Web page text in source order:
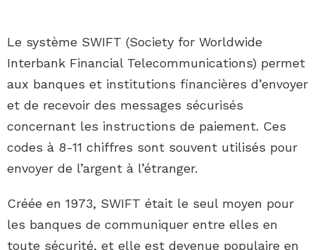
Le système SWIFT (Society for Worldwide
Interbank Financial Telecommunications) permet
aux banques et institutions financières d’envoyer
et de recevoir des messages sécurisés
concernant les instructions de paiement. Ces
codes à 8-11 chiffres sont souvent utilisés pour
envoyer de l’argent à l’étranger.
Créée en 1973, SWIFT était le seul moyen pour
les banques de communiquer entre elles en
toute sécurité, et elle est devenue populaire en